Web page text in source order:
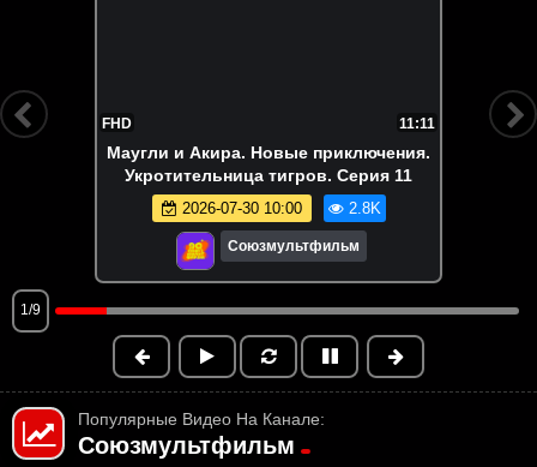
FHD 11:11
Маугли и Акира. Новые приключения.
Укротительница тигров. Серия 11
2026-07-30 10:00 2.8K
Союзмультфильм
1/9
Популярные Видео На Канале:
Союзмультфильм